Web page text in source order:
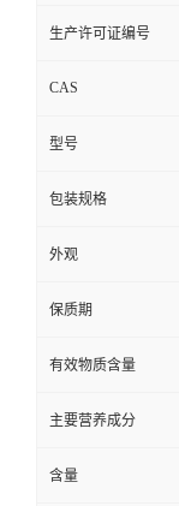
生产许可证编号
CAS
型号
包装规格
外观
保质期
有效物质含量
主要营养成分
含量